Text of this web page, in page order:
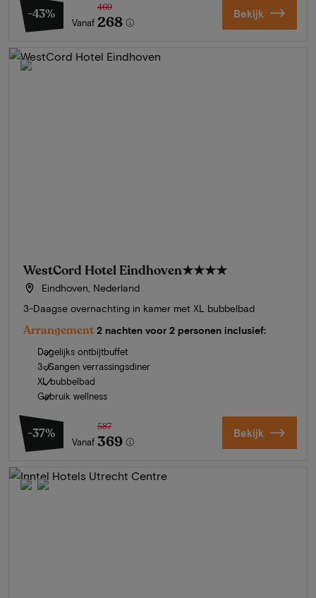
-43%
Vanaf
469
268 Bekijk
WestCord Hotel Eindhoven★★★★
Eindhoven, Nederland
3-Daagse overnachting in kamer met XL bubbelbad
Arrangement 2 nachten voor 2 personen inclusief:
Dagelijks ontbijtbuffet
3-Gangen verrassingsdiner
XL bubbelbad
Gebruik wellness
-37%
Vanaf
587
369 Bekijk